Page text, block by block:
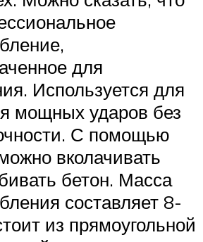
для
Используется для
мощных ударов без
С помощью
вколачивать
бетон. Масса
составляет 8-
из прямоугольной